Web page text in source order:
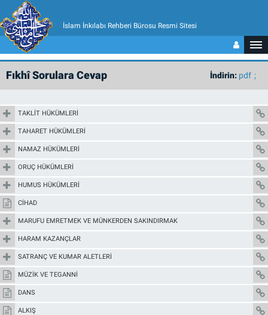
İslam İnkılabı Rehberi Bürosu Resmi Sitesi
İndirin: pdf
Fıkhî Sorulara Cevap
TAKLİT HÜKÜMLERİ
TAHARET HÜKÜMLERİ
NAMAZ HÜKÜMLERİ
ORUÇ HÜKÜMLERİ
HUMUS HÜKÜMLERİ
CİHAD
MARUFU EMRETMEK VE MÜNKERDEN SAKINDIRMAK
HARAM KAZANÇLAR
SATRANÇ VE KUMAR ALETLERİ
MÜZİK VE TEGANNİ
DANS
ALKIŞ